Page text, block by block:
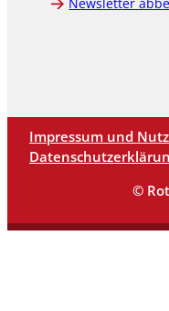
Impressum und
©